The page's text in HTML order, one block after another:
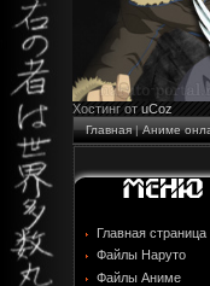
Хостинг от uCoz
Главная|Аниме
Главная страница
Файлы Наруто
Файлы Аниме